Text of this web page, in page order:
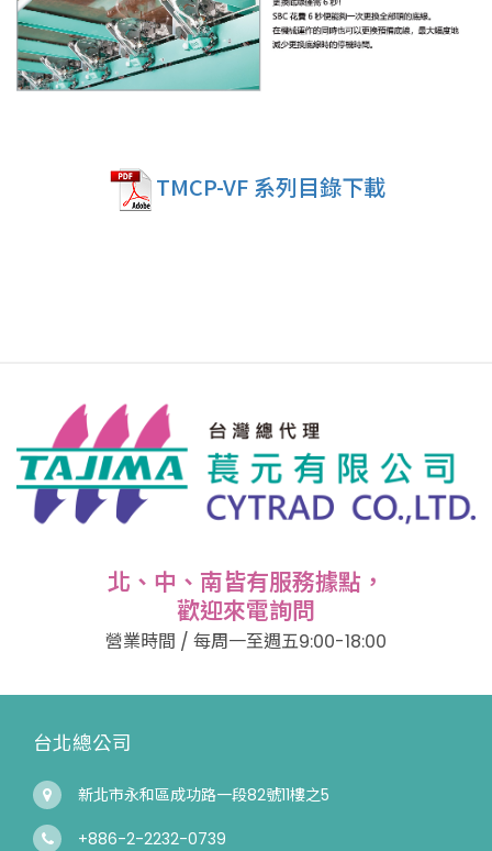
TMCP-VF 系列目錄下載
北、中、南皆有服務據點，
歡迎來電詢問
營業時間 / 每周一至週五9:00-18:00
台北總公司
新北市永和區成功路一段82號11樓之5
+886-2-2232-0739